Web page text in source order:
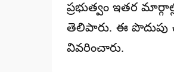
ప్రభుత్వం ఇతర
తెలిపారు. ఈ పొదుపు
వివరించారు.